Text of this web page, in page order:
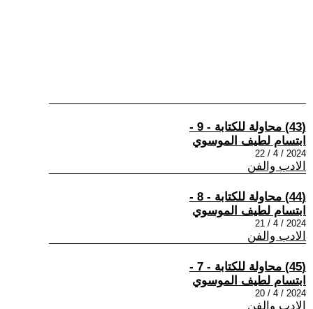
(43) محاولة للكتابة - 9 -
ابتسام لطيف الموسوي
2024 / 4 / 22
الادب والفن
(44) محاولة للكتابة - 8 -
ابتسام لطيف الموسوي
2024 / 4 / 21
الادب والفن
(45) محاولة للكتابة - 7 -
ابتسام لطيف الموسوي
2024 / 4 / 20
الادب والفن